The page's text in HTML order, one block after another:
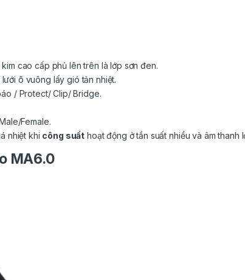
cao cấp phủ lên trên là lớp sơn đen.
ô vuông lấy gió tản nhiệt.
/ Protect/ Clip/ Bridge.
Female.
nhiệt khi công suất hoạt động ở tần suất nhiều và âm thanh
MA6.0